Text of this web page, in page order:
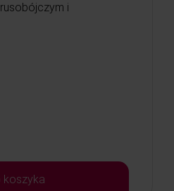
i
koszyka